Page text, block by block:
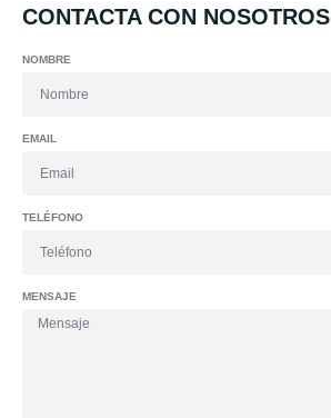
CONTACTA CON NOSOTROS
NOMBRE
EMAIL
TELÉFONO
MENSAJE